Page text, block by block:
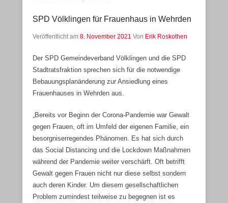
SPD Völklingen für Frauenhaus in Wehrden
Veröffentlicht am 8. November 2021 Von Erik Roskothen
Der SPD Gemeindeverband Völklingen und die SPD
Stadtratsfraktion sprechen sich für die notwendige
Bebauungsplanänderung zur Ansiedlung eines
Frauenhauses in Wehrden aus.
„Bereits vor Beginn der Corona-Pandemie war Gewalt
gegen Frauen, oft im Umfeld der eigenen Familie, ein
besorgniserregendes Phänomen. Es hat sich durch
das Social Distancing und die Lockdown Maßnahmen
während der Pandemie weiter verschärft. Oft betrifft
Gewalt gegen Frauen nicht nur diese selbst sondern
auch deren Kinder. Um diesem gesellschaftlichen
Problem zumindest teilweise zu begegnen ist es